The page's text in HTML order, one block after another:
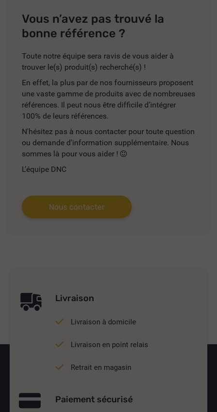
Vous n’avez pas trouvé la
bonne référence ?
Toute notre équipe sera ravis de vous aider à
trouver le(s) produit(s) recherché(s) !
En effet, la plus par de nos fournisseurs proposent
une vaste gamme de produits avec de nombreuses
références. Il peut nous être difficile d’intégrer
100% de leurs références.
N'hésitez pas à nous contacter pour toute question
ou demande d'information supplémentaire. Nous
sommes là pour vous aider !
L’équipe DNC
Nous contacter
Livraison
Livraison à domicile
Livraison en point relais
Retrait en magasin
Paiement sécurisé